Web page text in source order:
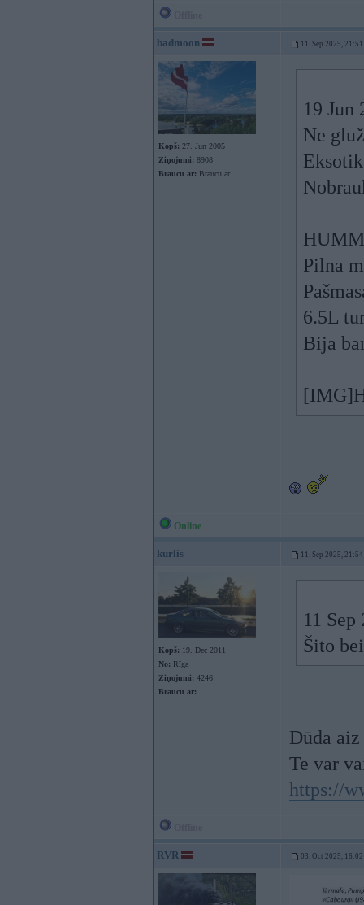
badmoon 11. Sep 2025, 21:51
Kopš: 27. Jun 2005
Ziņojumi: 8908
Braucu ar: Braucu ar
19 Jun
Ne
Pilna
6.5L
Bija
Online
kurlis 11. Sep 2025, 21:54
Kopš: 19. Dec 2011
No: Rīga
Ziņojumi: 4246
Braucu ar:
11
Šito
Dūda
Te var
https://
RVR 03. Oct 2025, 16:02